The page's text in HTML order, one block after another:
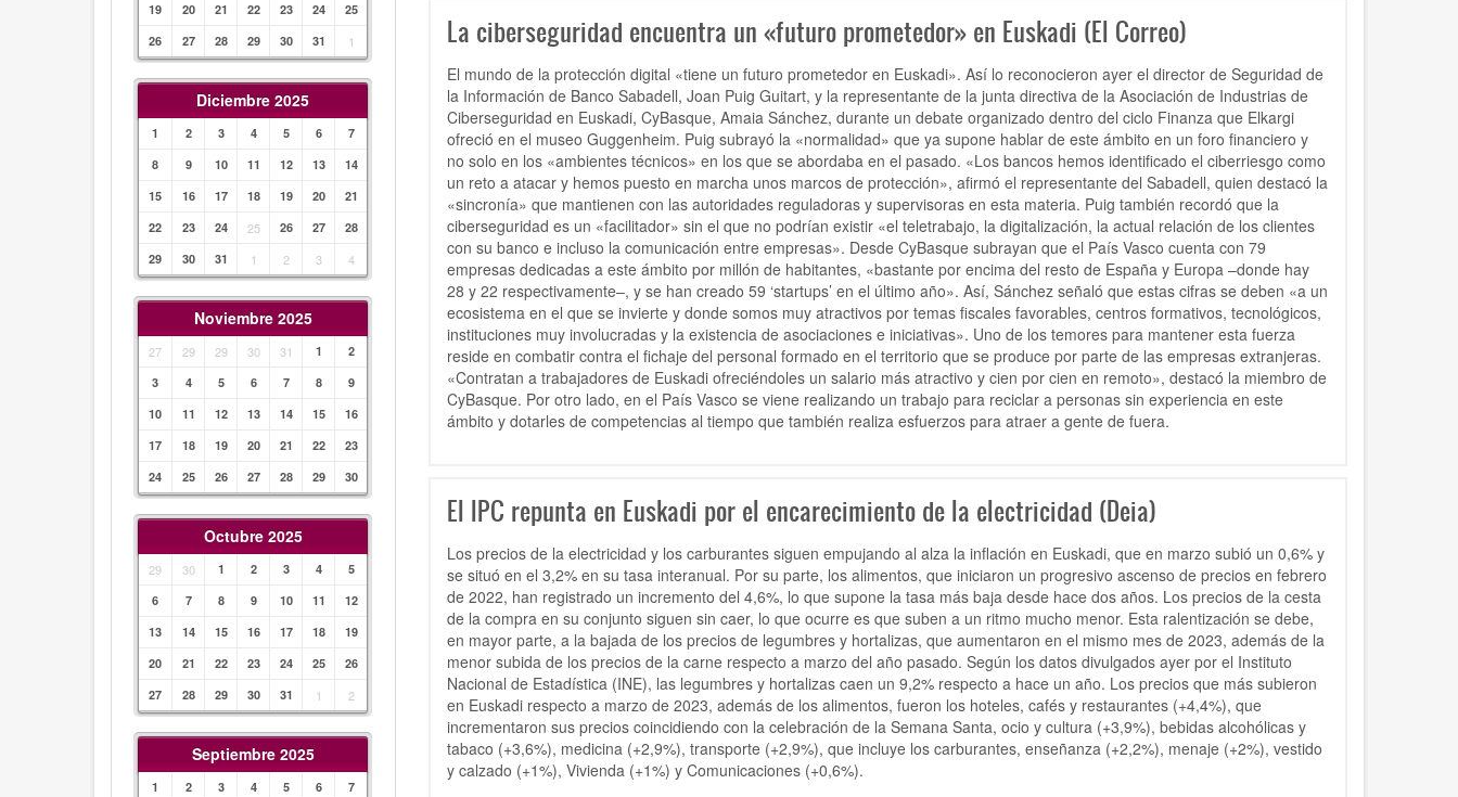
19
20 21 22 23 24
25
26
27 28 29 30 31 1
Diciembre 2025
1 2 3 4 5 6
7
8
9 10 11 12 13
14
15
16 17 18 19 20
21
22
23 24 25 26 27
28
29
30 31 1 2 3 4
Noviembre 2025
27 29 29 30 31 1
2
3
4 5 6 7 8
9
10
11 12 13 14 15
16
17
18 19 20 21 22
23
24
25 26 27 28 29 30
Octubre 2025
29 30 1 2 3 4
5
6
7 8 9 10 11
12
13
14 15 16 17 18
19
20
21 22 23 24 25
26
27
28 29 30 31 1 2
Septiembre 2025
1 2 3 4 5 6
7
La ciberseguridad encuentra un «futuro prometedor» en Euskadi (El Correo)
El mundo de la protección digital «tiene un futuro prometedor en Euskadi». Así lo reconocieron ayer el director de Seguridad de
la Información de Banco Sabadell, Joan Puig Guitart, y la representante de la junta directiva de la Asociación de Industrias de
Ciberseguridad en Euskadi, CyBasque, Amaia Sánchez, durante un debate organizado dentro del ciclo Finanza que Elkargi
ofreció en el museo Guggenheim. Puig subrayó la «normalidad» que ya supone hablar de este ámbito en un foro financiero y
no solo en los «ambientes técnicos» en los que se abordaba en el pasado. «Los bancos hemos identificado el ciberriesgo como
un reto a atacar y hemos puesto en marcha unos marcos de protección», afirmó el representante del Sabadell, quien destacó la
«sincronía» que mantienen con las autoridades reguladoras y supervisoras en esta materia. Puig también recordó que la
ciberseguridad es un «facilitador» sin el que no podrían existir «el teletrabajo, la digitalización, la actual relación de los clientes
con su banco e incluso la comunicación entre empresas». Desde CyBasque subrayan que el País Vasco cuenta con 79
empresas dedicadas a este ámbito por millón de habitantes, «bastante por encima del resto de España y Europa –donde hay
28 y 22 respectivamente–, y se han creado 59 ‘startups’ en el último año». Así, Sánchez señaló que estas cifras se deben «a un
ecosistema en el que se invierte y donde somos muy atractivos por temas fiscales favorables, centros formativos, tecnológicos,
instituciones muy involucradas y la existencia de asociaciones e iniciativas». Uno de los temores para mantener esta fuerza
reside en combatir contra el fichaje del personal formado en el territorio que se produce por parte de las empresas extranjeras.
«Contratan a trabajadores de Euskadi ofreciéndoles un salario más atractivo y cien por cien en remoto», destacó la miembro de
CyBasque. Por otro lado, en el País Vasco se viene realizando un trabajo para reciclar a personas sin experiencia en este
ámbito y dotarles de competencias al tiempo que también realiza esfuerzos para atraer a gente de fuera.
El IPC repunta en Euskadi por el encarecimiento de la electricidad (Deia)
Los precios de la electricidad y los carburantes siguen empujando al alza la inflación en Euskadi, que en marzo subió un 0,6% y
se situó en el 3,2% en su tasa interanual. Por su parte, los alimentos, que iniciaron un progresivo ascenso de precios en febrero
de 2022, han registrado un incremento del 4,6%, lo que supone la tasa más baja desde hace dos años. Los precios de la cesta
de la compra en su conjunto siguen sin caer, lo que ocurre es que suben a un ritmo mucho menor. Esta ralentización se debe,
en mayor parte, a la bajada de los precios de legumbres y hortalizas, que aumentaron en el mismo mes de 2023, además de la
menor subida de los precios de la carne respecto a marzo del año pasado. Según los datos divulgados ayer por el Instituto
Nacional de Estadística (INE), las legumbres y hortalizas caen un 9,2% respecto a hace un año. Los precios que más subieron
en Euskadi respecto a marzo de 2023, además de los alimentos, fueron los hoteles, cafés y restaurantes(+4,4%), que
incrementaron sus precios coincidiendo con la celebración de la Semana Santa, ocio y cultura (+3,9%), bebidas alcohólicas y
tabaco (+3,6%), medicina (+2,9%), transporte (+2,9%), que incluye los carburantes, enseñanza (+2,2%), menaje (+2%), vestido
y calzado (+1%), Vivienda (+1%) y Comunicaciones (+0,6%).